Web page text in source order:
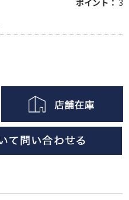
ポイント： 3